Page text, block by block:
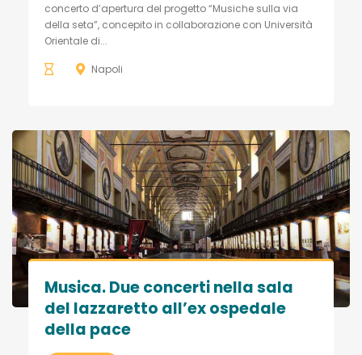
concerto d’apertura del progetto “Musiche sulla via
della seta”, concepito in collaborazione con Università
Orientale di...
Napoli
Musica. Due concerti nella sala
del lazzaretto all’ex ospedale
della pace